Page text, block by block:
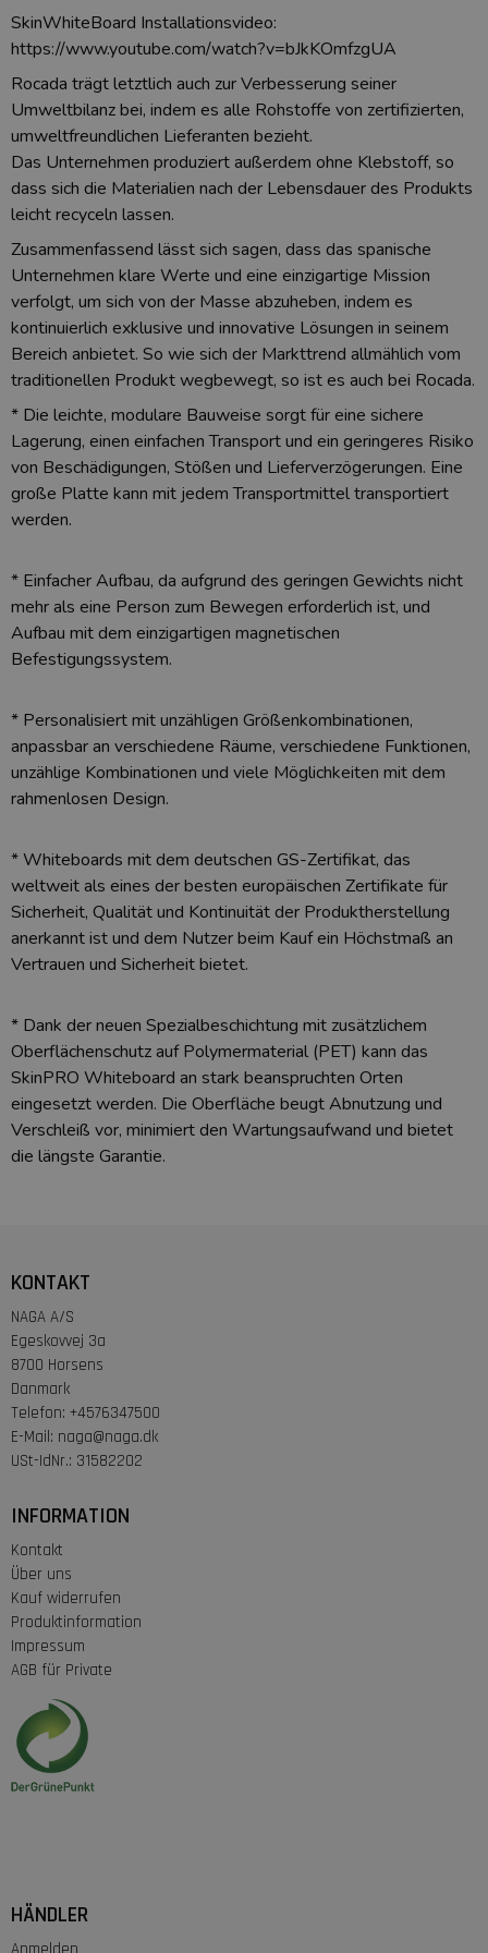
SkinWhiteBoard Installationsvideo:
https://www.youtube.com/watch?v=bJkKOmfzgUA
Rocada trägt letztlich auch zur Verbesserung seiner
Umweltbilanz bei, indem es alle Rohstoffe von zertifizierten,
umweltfreundlichen Lieferanten bezieht.
Das Unternehmen produziert außerdem ohne Klebstoff, so
dass sich die Materialien nach der Lebensdauer des Produkts
leicht recyceln lassen.
Zusammenfassend lässt sich sagen, dass das spanische
Unternehmen klare Werte und eine einzigartige Mission
verfolgt, um sich von der Masse abzuheben, indem es
kontinuierlich exklusive und innovative Lösungen in seinem
Bereich anbietet. So wie sich der Markttrend allmählich vom
traditionellen Produkt wegbewegt, so ist es auch bei Rocada.
* Die leichte, modulare Bauweise sorgt für eine sichere
Lagerung, einen einfachen Transport und ein geringeres Risiko
von Beschädigungen, Stößen und Lieferverzögerungen. Eine
große Platte kann mit jedem Transportmittel transportiert
werden.
* Einfacher Aufbau, da aufgrund des geringen Gewichts nicht
mehr als eine Person zum Bewegen erforderlich ist, und
Aufbau mit dem einzigartigen magnetischen
Befestigungssystem.
* Personalisiert mit unzähligen Größenkombinationen,
anpassbar an verschiedene Räume, verschiedene Funktionen,
unzählige Kombinationen und viele Möglichkeiten mit dem
rahmenlosen Design.
* Whiteboards mit dem deutschen GS-Zertifikat, das
weltweit als eines der besten europäischen Zertifikate für
Sicherheit, Qualität und Kontinuität der Produktherstellung
anerkannt ist und dem Nutzer beim Kauf ein Höchstmaß an
Vertrauen und Sicherheit bietet.
* Dank der neuen Spezialbeschichtung mit zusätzlichem
Oberflächenschutz auf Polymermaterial (PET) kann das
SkinPRO Whiteboard an stark beanspruchten Orten
eingesetzt werden. Die Oberfläche beugt Abnutzung und
Verschleiß vor, minimiert den Wartungsaufwand und bietet
die längste Garantie.
KONTAKT
NAGA A/S
Egeskovvej 3a
8700 Horsens
Danmark
Telefon: +4576347500
E-Mail: naga@naga.dk
USt-IdNr.: 31582202
INFORMATION
Kontakt
Über uns
Kauf widerrufen
Produktinformation
Impressum
AGB für Private
HÄNDLER